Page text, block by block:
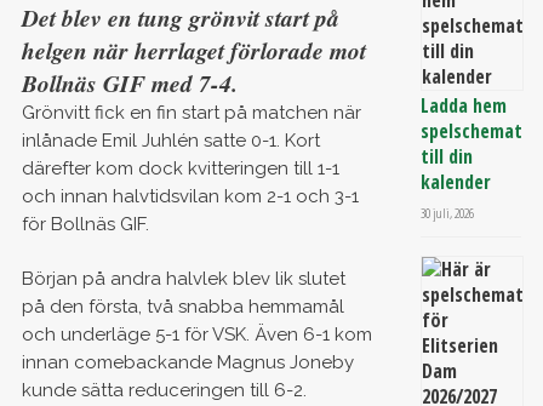
Det blev en tung grönvit start på
helgen när herrlaget förlorade mot
Bollnäs GIF med 7-4.
Grönvitt fick en fin start på matchen när
inlånade Emil Juhlén satte 0-1. Kort
därefter kom dock kvitteringen till 1-1
och innan halvtidsvilan kom 2-1 och 3-1
för Bollnäs GIF.
Början på andra halvlek blev lik slutet
på den första, två snabba hemmamål
och underläge 5-1 för VSK. Även 6-1 kom
innan comebackande Magnus Joneby
kunde sätta reduceringen till 6-2.
Ladda hem
spelschemat
till din
kalender
30 juli, 2026